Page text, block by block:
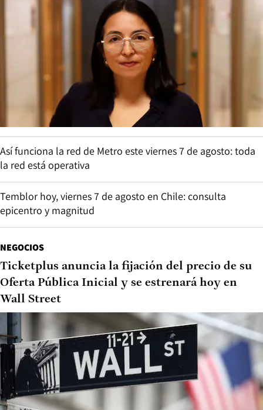
Así funciona la red de Metro este viernes 7 de agosto: toda
la red está operativa
Temblor hoy, viernes 7 de agosto en Chile: consulta
epicentro y magnitud
NEGOCIOS
Ticketplus anuncia la fijación del precio de su
Oferta Pública Inicial y se estrenará hoy en
Wall Street